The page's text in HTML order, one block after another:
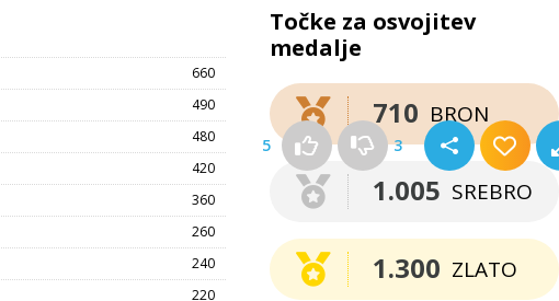
5 3
660
490
480
420
360
260
240
220
Točke za osvojitev
medalje
BRON
710
SREBRO
1.005
ZLATO
1.300